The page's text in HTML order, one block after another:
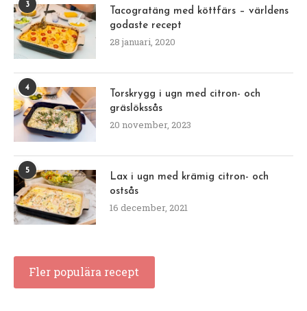
3
Tacogratäng med köttfärs – världens
godaste recept
28 januari, 2020
4
Torskrygg i ugn med citron- och
gräslökssås
20 november, 2023
5
Lax i ugn med krämig citron- och
ostsås
16 december, 2021
Fler populära recept